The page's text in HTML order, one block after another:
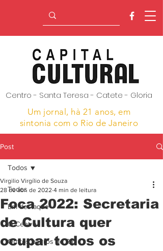
Centro - Santa Teresa - Catete - Gloria
Um jornal, hà 21 anos, em
sintonia com o Rio de Janeiro
Post
Todos
Em destaque
O Centro
Outros bairros do Rio
Todos
Foca 2022: Secretaria
de Cultura quer
ocupar todos os
Virgilio Virgílio de Souza
28 de abr. de 2022 4 min de leitura